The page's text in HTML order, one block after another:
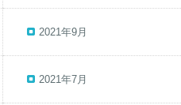
2021年9月
2021年7月